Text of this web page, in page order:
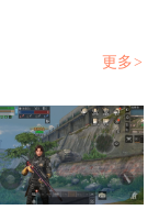
更多>
找掩体防二次伤害